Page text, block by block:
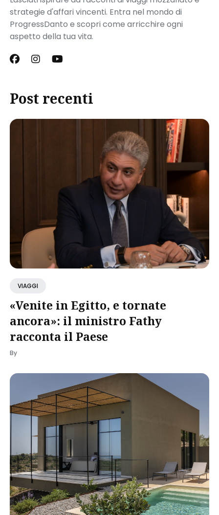
strategie d'affari vincenti. Entra nel mondo di
ProgressDanto e scopri come arricchire ogni
aspetto della tua vita.
Post recenti
VIAGGI
«Venite in Egitto, e tornate
ancora»: il ministro Fathy
racconta il Paese
By